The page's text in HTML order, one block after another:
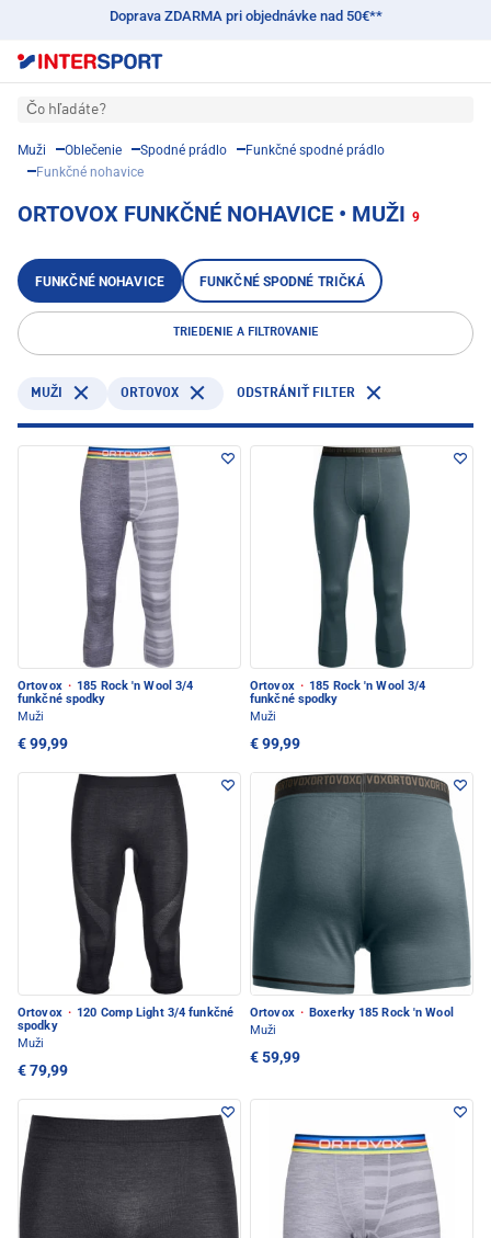
Doprava ZDARMA pri objednávke nad 50€**
Čo hľadáte?
Muži Oblečenie Spodné prádlo
Funkčné spodné prádlo
Funkčné nohavice
ORTOVOX FUNKČNÉ NOHAVICE • MUŽI 9
FUNKČNÉ NOHAVICE FUNKČNÉ SPODNÉ TRIČKÁ
TRIEDENIE A FILTROVANIE
MUŽI ORTOVOX ODSTRÁNIŤ FILTER
Ortovox · 185 Rock 'n Wool 3/4
funkčné spodky
Muži
€ 99,99
Ortovox · 185 Rock 'n Wool 3/4
funkčné spodky
Muži
€ 99,99
Ortovox · 120 Comp Light 3/4 funkčné
spodky
Muži
€ 79,99
Ortovox · Boxerky 185 Rock 'n Wool
Muži
€ 59,99